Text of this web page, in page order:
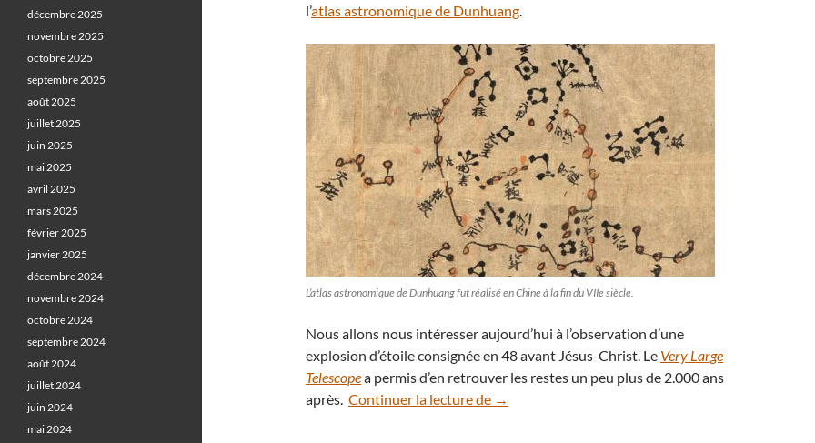
l’atlas astronomique de Dunhuang.
L’atlas astronomique de Dunhuang fut réalisé en Chine à la fin du VIIe siècle.
Nous allons nous intéresser aujourd’hui à l’observation d’une
explosion d’étoile consignée en 48 avant Jésus-Christ. Le Very Large
Telescopea permis d’en retrouver les restes un peu plus de 2.000 ans
après. Continuer la lecture de La nova observée en Chine il y a 2000 ans retrouvée
→
décembre 2025
novembre 2025
octobre 2025
septembre 2025
août 2025
juillet 2025
juin 2025
mai 2025
avril 2025
mars 2025
février 2025
janvier 2025
décembre 2024
novembre 2024
octobre 2024
septembre 2024
août 2024
juillet 2024
juin 2024
mai 2024